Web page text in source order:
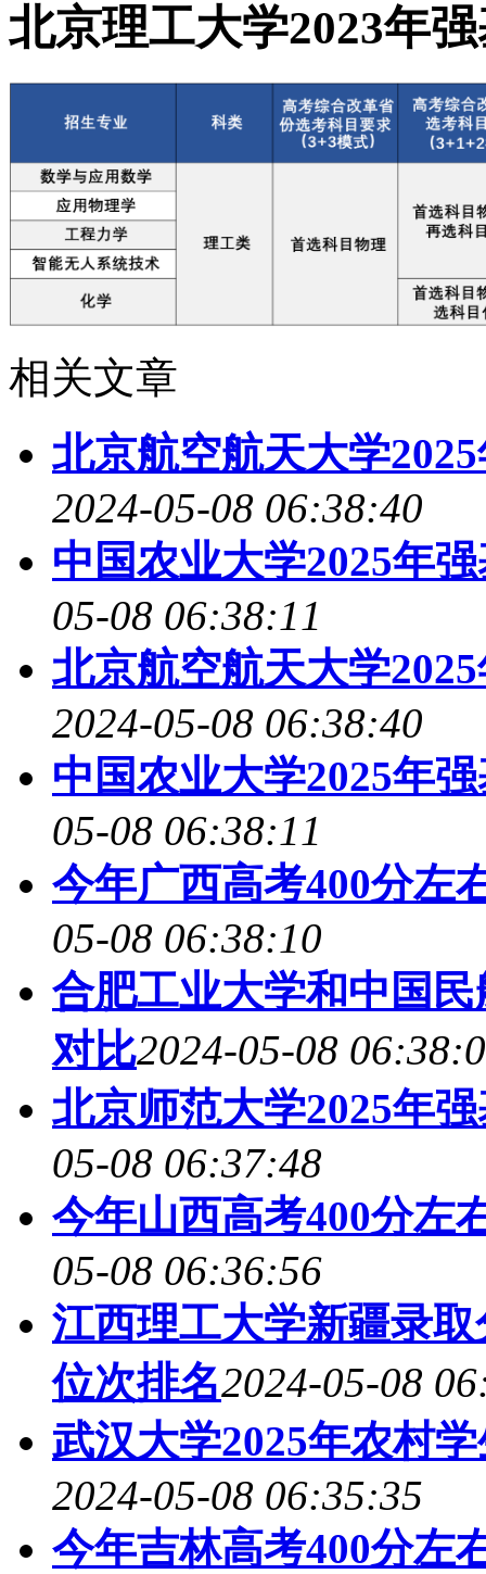
北京理工大学2023年
相关文章
北京航空航天大学
2024-05-08 06:38:40
中国农业大学2025年
05-08 06:38:11
北京航空航天大学
2024-05-08 06:38:40
中国农业大学2025年
05-08 06:38:11
今年广西高考400分左
05-08 06:38:10
合肥工业大学和中国
对比2024-05-08
北京师范大学2025年
05-08 06:37:48
今年山西高考400分左
05-08 06:36:56
江西理工大学新疆录
位次排名2024-05-08
武汉大学2025年农村
2024-05-08 06:35:35
今年吉林高考400分左